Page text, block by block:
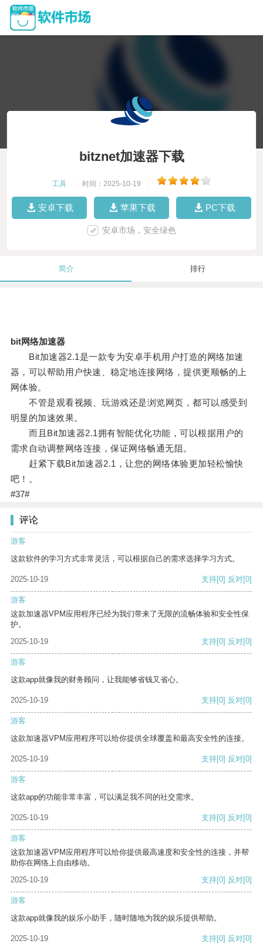
bitznet加速器下载
工具 时间：2025-10-19
安卓下载 苹果下载 PC下载
安卓市场，安全绿色
简介 排行
bit网络加速器
Bit加速器2.1是一款专为安卓手机用户打造的网络加速
器，可以帮助用户快速、稳定地连接网络，提供更顺畅的上
网体验。
不管是观看视频、玩游戏还是浏览网页，都可以感受到
明显的加速效果。
而且Bit加速器2.1拥有智能优化功能，可以根据用户的
需求自动调整网络连接，保证网络畅通无阻。
赶紧下载Bit加速器2.1，让您的网络体验更加轻松愉快
吧！。
#37#
评论
游客
这款软件的学习方式非常灵活，可以根据自己的需求选择学习方式。
2025-10-19 支持[0] 反对[0]
游客
这款加速器VPM应用程序已经为我们带来了无限的流畅体验和安全性保
护。
2025-10-19
支持[0] 反对[0]
游客
这款app就像我的财务顾问，让我能够省钱又省心。
2025-10-19 支持[0] 反对[0]
游客
这款加速器VPM应用程序可以给你提供全球覆盖和最高安全性的连接。
2025-10-19 支持[0] 反对[0]
游客
这款app的功能非常丰富，可以满足我不同的社交需求。
2025-10-19 支持[0] 反对[0]
游客
这款加速器VPM应用程序可以给你提供最高速度和安全性的连接，并帮
助你在网络上自由移动。
2025-10-19
支持[0] 反对[0]
游客
这款app就像我的娱乐小助手，随时随地为我的娱乐提供帮助。
2025-10-19 支持[0] 反对[0]